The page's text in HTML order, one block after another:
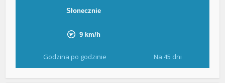
Godzina po godzinie Na 45 dni